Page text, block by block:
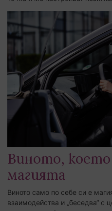
Виното,
магията
Виното само по себе си е
взаимодейства и „беседва“ с